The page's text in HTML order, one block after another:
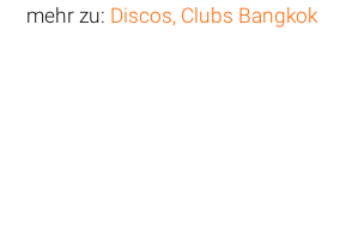
mehr zu: Discos, Clubs Bangkok